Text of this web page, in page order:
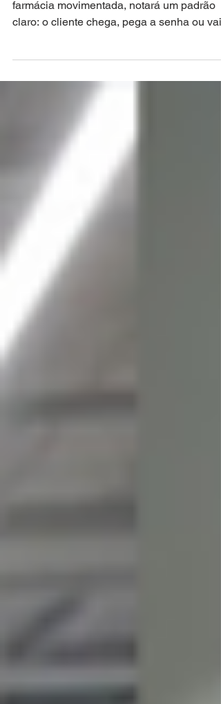
Se você observar a rotina do balcão de uma
farmácia movimentada, notará um padrão
direto ao caixa, é atendido e sai com o
produto em poucos minutos. No entanto,
assustadora: mensagens acumuladas,
clientes esperando meia hora por um
simples orçamento e vendas escorrendo
pelos dedos. No varejo farmacêutico
hipercompetitivo de hoje, especialmente
após o avanço das